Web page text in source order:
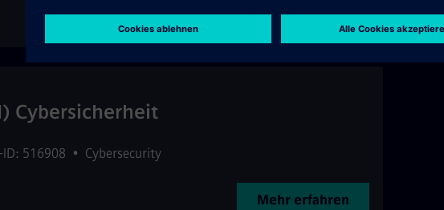
Mehr erfahren
Cybersicherheit
ID: 516908 • Cybersecurity
Mehr erfahren